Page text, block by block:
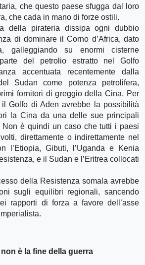
che questo paese sfugga dal loro
che cada in mano di forze ostili.
della pirateria dissipa ogni dubbio
di dominare il Corno d’Africa, dato
galleggiando su enormi cisterne
del petrolio estratto nel Golfo
accentuata recentemente dalla
Sudan come potenza petrolifera,
fornitori di greggio della Cina. Per
Golfo di Aden avrebbe la possibilità
la Cina da una delle sue principali
Non è quindi un caso che tutti i paesi
direttamente o indirettamente nel
l’Etiopia, Gibuti, l’Uganda e Kenia
e il Sudan e l’Eritrea collocati
della Resistenza somala avrebbe
sugli equilibri regionali, sancendo
rapporti di forza a favore dell’asse
è la fine della guerra